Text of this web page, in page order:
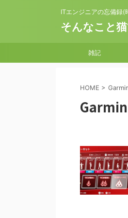
ITエンジニアの忘備録(
そんなこと
雑記
HOME >
Garmin